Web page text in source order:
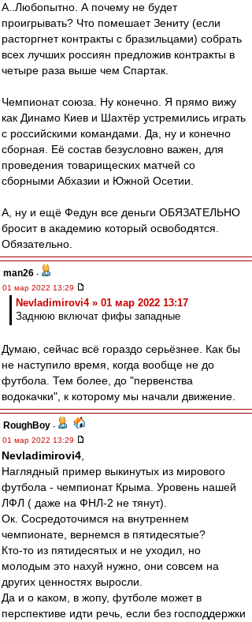
А..Любопытно. А почему не будет
проигрывать? Что помешает Зениту (если
расторгнет контракты с бразильцами) собрать
всех лучших россиян предложив контракты в
четыре раза выше чем Спартак.
Чемпионат союза. Ну конечно. Я прямо вижу
как Динамо Киев и Шахтёр устремились играть
с российскими командами. Да, ну и конечно
сборная. Её состав безусловно важен, для
проведения товарищеских матчей со
сборными Абхазии и Южной Осетии.
А, ну и ещё Федун все деньги ОБЯЗАТЕЛЬНО
бросит в академию который освободятся.
Обязательно.
man26 -
01 мар 2022 13:29
Nevladimirovi4 » 01 мар 2022 13:17
Заднюю включат фифы западные
Думаю, сейчас всё гораздо серьёзнее. Как бы
не наступило время, когда вообще не до
футбола. Тем более, до "первенства
водокачки", к которому мы начали движение.
RoughBoy -
01 мар 2022 13:29
Nevladimirovi4
Наглядный пример выкинутых из мирового
футбола - чемпионат Крыма. Уровень нашей
ЛФЛ ( даже на ФНЛ-2 не тянут).
Ок. Сосредоточимся на внутреннем
чемпионате, вернемся в пятидесятые?
Кто-то из пятидесятых и не уходил, но
молодым это нахуй нужно, они совсем на
других ценностях выросли.
Да и о каком, в жопу, футболе может в
перспективе идти речь, если без господдержки